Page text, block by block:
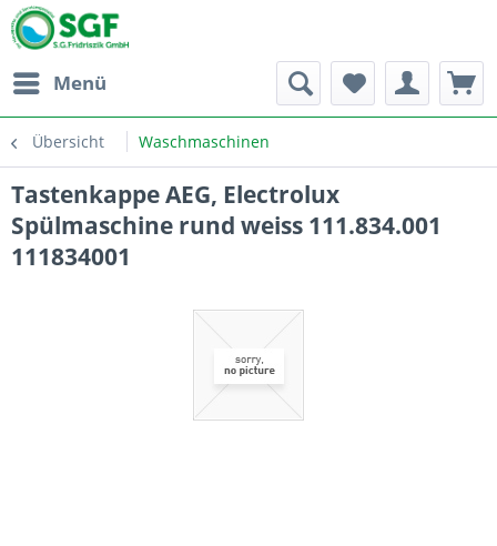
Menü
Übersicht Waschmaschinen
Tastenkappe AEG, Electrolux
Spülmaschine rund weiss 111.834.001
111834001